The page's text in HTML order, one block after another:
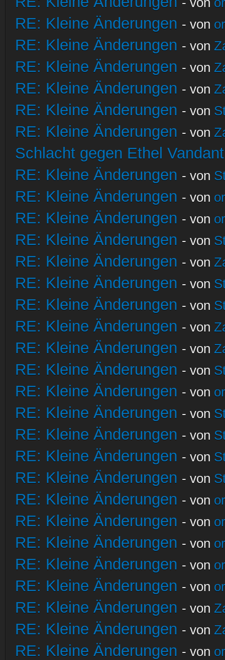
RE: Kleine Änderungen - von
RE: Kleine Änderungen - von
RE: Kleine Änderungen - von
RE: Kleine Änderungen - von
RE: Kleine Änderungen - von
RE: Kleine Änderungen - von
Schlacht gegen Ethel Vandant
RE: Kleine Änderungen - von
RE: Kleine Änderungen - von
RE: Kleine Änderungen - von
RE: Kleine Änderungen - von
RE: Kleine Änderungen - von
RE: Kleine Änderungen - von
RE: Kleine Änderungen - von
RE: Kleine Änderungen - von
RE: Kleine Änderungen - von
RE: Kleine Änderungen - von
RE: Kleine Änderungen - von
RE: Kleine Änderungen - von
RE: Kleine Änderungen - von
RE: Kleine Änderungen - von
RE: Kleine Änderungen - von
RE: Kleine Änderungen - von
RE: Kleine Änderungen - von
RE: Kleine Änderungen - von
RE: Kleine Änderungen - von
RE: Kleine Änderungen - von
RE: Kleine Änderungen - von
RE: Kleine Änderungen - von
RE: Kleine Änderungen - von